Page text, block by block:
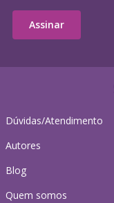
Dúvidas/Atendimento
Autores
Blog
Quem somos
Assinar